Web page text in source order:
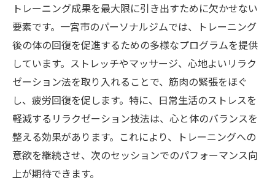
トレーニング成果を最大限に引き出すために欠かせない
要素です。一宮市のパーソナルジムでは、トレーニング
後の体の回復を促進するための多様なプログラムを提供
しています。ストレッチやマッサージ、心地よいリラク
ゼーション法を取り入れることで、筋肉の緊張をほぐ
し、疲労回復を促します。特に、日常生活のストレスを
軽減するリラクゼーション技法は、心と体のバランスを
整える効果があります。これにより、トレーニングへの
意欲を継続させ、次のセッションでのパフォーマンス向
上が期待できます。